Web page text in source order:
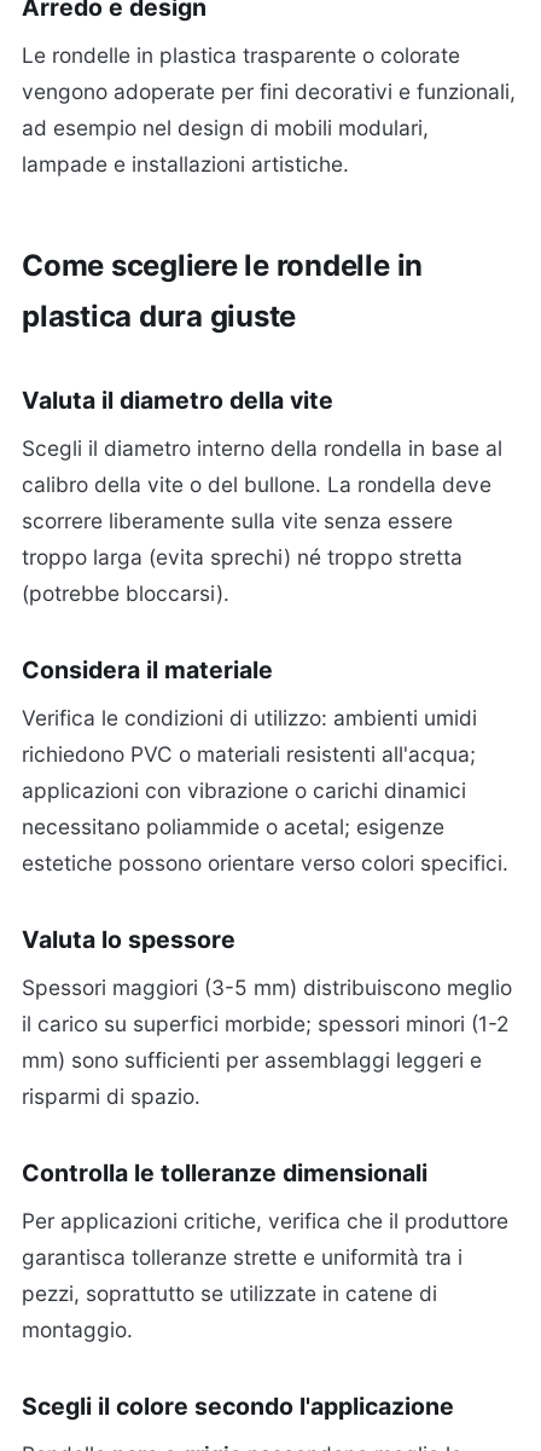
Arredo e design
Le rondelle in plastica trasparente o colorate
vengono adoperate per fini decorativi e funzionali,
ad esempio nel design di mobili modulari,
lampade e installazioni artistiche.
Come scegliere le rondelle in
plastica dura giuste
Valuta il diametro della vite
Scegli il diametro interno della rondella in base al
calibro della vite o del bullone. La rondella deve
scorrere liberamente sulla vite senza essere
troppo larga (evita sprechi) né troppo stretta
(potrebbe bloccarsi).
Considera il materiale
Verifica le condizioni di utilizzo: ambienti umidi
richiedono PVC o materiali resistenti all'acqua;
applicazioni con vibrazione o carichi dinamici
necessitano poliammide o acetal; esigenze
estetiche possono orientare verso colori specifici.
Valuta lo spessore
Spessori maggiori (3-5 mm) distribuiscono meglio
il carico su superfici morbide; spessori minori (1-2
mm) sono sufficienti per assemblaggi leggeri e
risparmi di spazio.
Controlla le tolleranze dimensionali
Per applicazioni critiche, verifica che il produttore
garantisca tolleranze strette e uniformità tra i
pezzi, soprattutto se utilizzate in catene di
montaggio.
Scegli il colore secondo l'applicazione